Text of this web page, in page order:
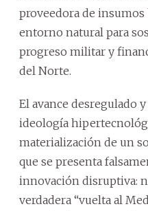
proveedora de insumos
entorno natural para
progreso militar y
del Norte.
El avance desregulado
ideología
materialización de un
que se presenta
innovación disruptiva:
verdadera “vuelta al